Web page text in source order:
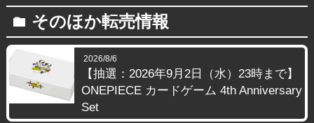
folder そのほか転売情報
2026/8/6
【抽選：2026年9月2日（水）23時まで】
ONEPIECE カードゲーム 4th Anniversary
Set